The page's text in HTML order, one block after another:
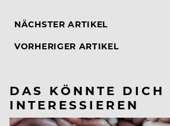
NÄCHSTER ARTIKEL
VORHERIGER ARTIKEL
DAS KÖNNTE DICH
INTERESSIEREN